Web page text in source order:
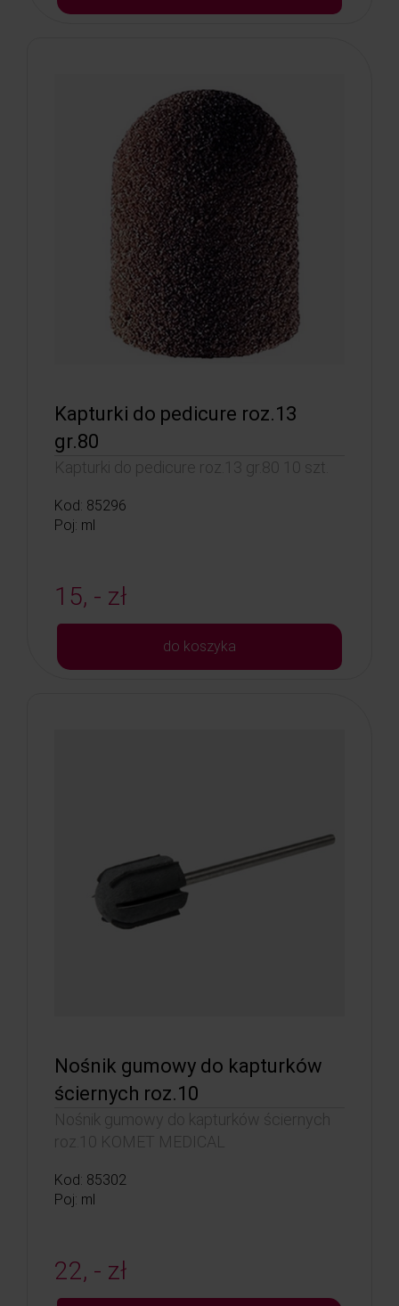
Kapturki do pedicure roz.13
gr.80
Kapturki do pedicure roz.13 gr.80 10 szt.
Kod: 85296
Poj: ml
15, - zł
do koszyka
Nośnik gumowy do kapturków
ściernych roz.10
Nośnik gumowy do kapturków ściernych
roz.10 KOMET MEDICAL
Kod: 85302
Poj: ml
22, - zł